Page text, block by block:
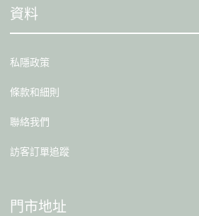
資料
私隱政策
條款和細則
聯絡我們
訪客訂單追蹤
門市地址